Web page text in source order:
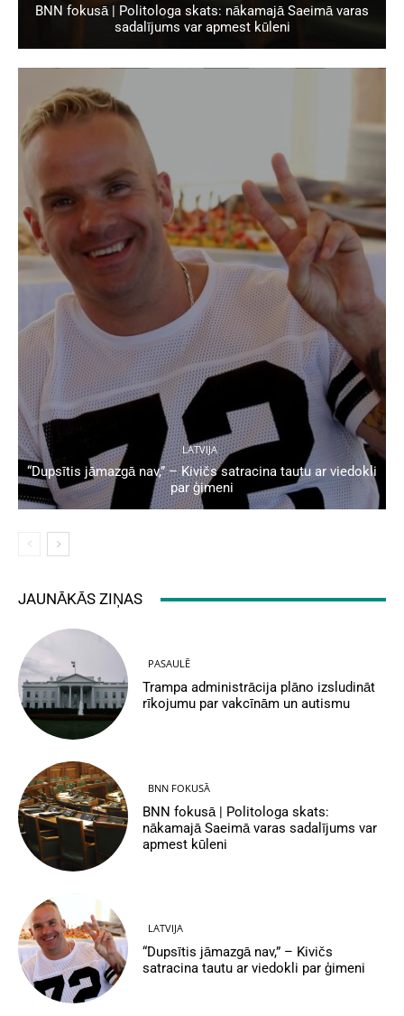
BNN fokusā | Politologa skats: nākamajā Saeimā varas
sadalījums var apmest kūleni
LATVIJA
“Dupsītis jāmazgā nav,” – Kivičs satracina tautu ar viedokli
par ģimeni
JAUNĀKĀS ZIŅAS
PASAULĒ
Trampa administrācija plāno izsludināt
rīkojumu par vakcīnām un autismu
BNN FOKUSĀ
BNN fokusā | Politologa skats:
nākamajā Saeimā varas sadalījums var
apmest kūleni
LATVIJA
“Dupsītis jāmazgā nav,” – Kivičs
satracina tautu ar viedokli par ģimeni